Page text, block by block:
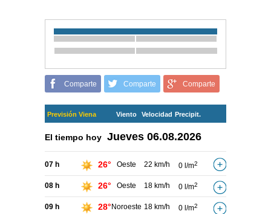
Comparte Comparte Comparte
Previsión Viena Viento Velocidad Precipit.
El tiempo hoy Jueves 06.08.2026
07 h 26° Oeste 22 km/h 0 l/m2
08 h 26° Oeste 18 km/h 0 l/m2
09 h 28° Noroeste 18 km/h 0 l/m2